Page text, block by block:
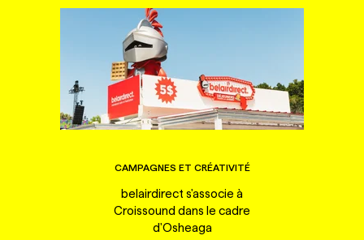
CAMPAGNES ET CRÉATIVITÉ
belairdirect s'associe à
Croissound dans le cadre
d'Osheaga